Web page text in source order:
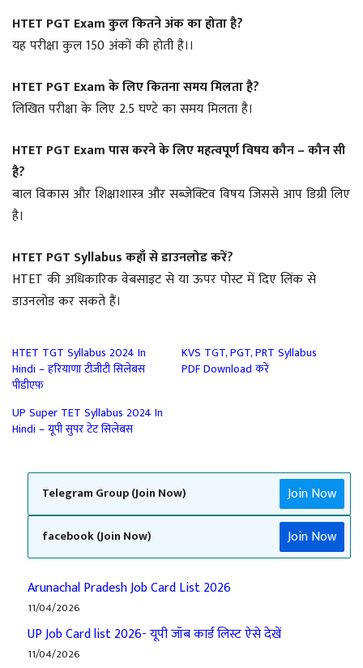
HTET PGT Exam कुल कितने अंक का होता है?
यह परीक्षा कुल 150 अंकों की होती है।।
HTET PGT Exam के लिए कितना समय मिलता है?
लिखित परीक्षा के लिए 2.5 घण्टे का समय मिलता है।
HTET PGT Exam पास करने के लिए महत्वपूर्ण विषय कौन – कौन सी
है?
बाल विकास और शिक्षाशास्त्र और सब्जेक्टिव विषय जिससे आप डिग्री लिए
है।
HTET PGT Syllabus कहाँ से डाउनलोड करें?
HTET की अधिकारिक वेबसाइट से या ऊपर पोस्ट में दिए लिंक से
डाउनलोड कर सकते हैं।
HTET TGT Syllabus 2024 In
Hindi – हरियाणा टीजीटी सिलेबस
पीडीएफ़
KVS TGT, PGT, PRT Syllabus
PDF Download करें
UP Super TET Syllabus 2024 In
Hindi – यूपी सुपर टेट सिलेबस
Telegram Group (Join Now) Join Now
facebook (Join Now) Join Now
Arunachal Pradesh Job Card List 2026
11/04/2026
UP Job Card list 2026- यूपी जॉब कार्ड लिस्ट ऐसे देखें
11/04/2026